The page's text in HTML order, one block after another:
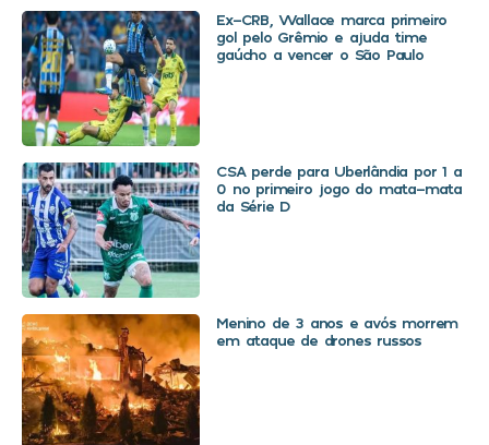
Ex-CRB, Wallace marca primeiro
gol pelo Grêmio e ajuda time
gaúcho a vencer o São Paulo
CSA perde para Uberlândia por 1 a
0 no primeiro jogo do mata-mata
da Série D
Menino de 3 anos e avós morrem
em ataque de drones russos